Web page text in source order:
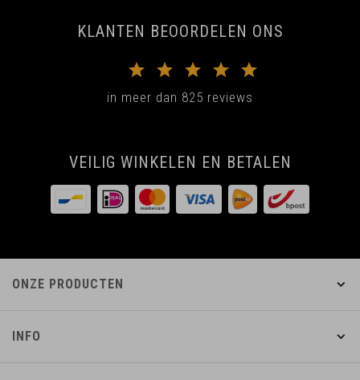
KLANTEN BEOORDELEN ONS
in meer dan 825 reviews
VEILIG WINKELEN EN BETALEN
ONZE PRODUCTEN
INFO